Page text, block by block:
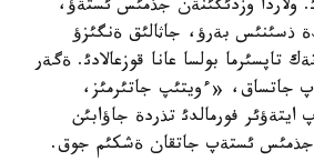
ولاردا وزدئگئنةن جذمئس ئستةؤ،
ذسئنئس بةرؤ، جاثالئق ةنگئزؤ
بولسا عانا قوزعالادئ. ةگةر
جاتساق، «ءويتئپ جاتئرمئز،
فورمالدئ تذردة جاؤابئن
جذمئس ئستةپ جاتقان ةشكئم جوق.